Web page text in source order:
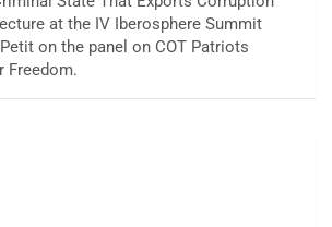
at the IV Iberosphere Summit
on the panel on COT Patriots
Freedom.